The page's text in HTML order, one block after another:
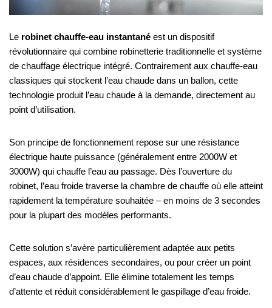
Le robinet chauffe-eau instantané est un dispositif
révolutionnaire qui combine robinetterie traditionnelle et système
de chauffage électrique intégré. Contrairement aux chauffe-eau
classiques qui stockent l’eau chaude dans un ballon, cette
technologie produit l’eau chaude à la demande, directement au
point d’utilisation.
Son principe de fonctionnement repose sur une résistance
électrique haute puissance (généralement entre 2000W et
3000W) qui chauffe l’eau au passage. Dès l’ouverture du
robinet, l’eau froide traverse la chambre de chauffe où elle atteint
rapidement la température souhaitée – en moins de 3 secondes
pour la plupart des modèles performants.
Cette solution s’avère particulièrement adaptée aux petits
espaces, aux résidences secondaires, ou pour créer un point
d’eau chaude d’appoint. Elle élimine totalement les temps
d’attente et réduit considérablement le gaspillage d’eau froide.